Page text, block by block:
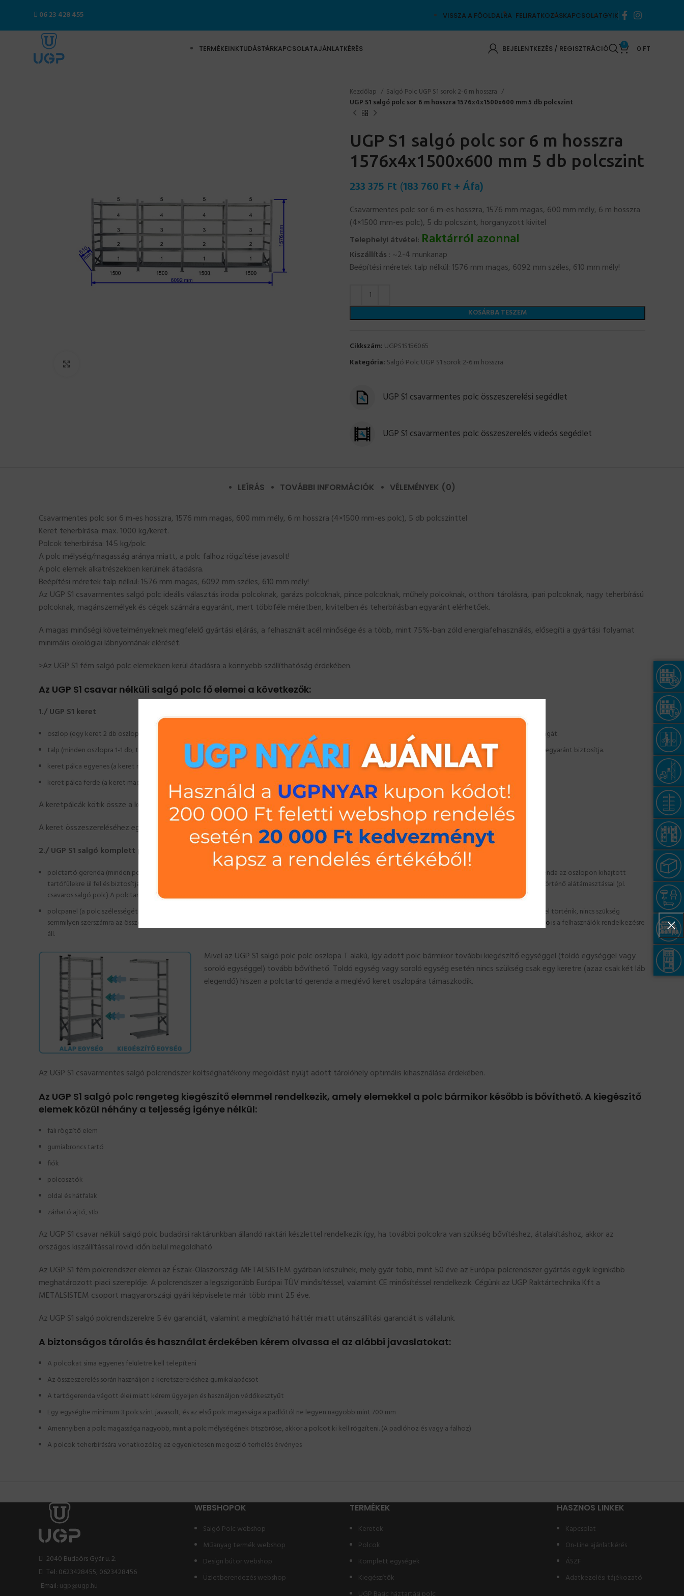
06 23 428 455 VISSZA A FŐOLDALRA FELIRATKOZÁSKAPCSOLATGYIK
TERMÉKEINKTUDÁSTÁRKAPCSOLATAJÁNLATKÉRÉS BEJELENTKEZÉS / REGISZTRÁCIÓ 0 0 FT
Kezdőlap
Salgó Polc UGP S1 sorok 2-6 m hosszra
UGP S1 salgó polc sor 6 m hosszra 1576x4x1500x600 mm 5 db polcszint
UGP S1 salgó polc sor 6 m hosszra
1576x4x1500x600 mm 5 db polcszint
233 375 Ft (183 760 Ft + Áfa)
Csavarmentes polc sor 6 m-es hosszra, 1576 mm magas, 600 mm mély, 6 m hosszra
(4×1500 mm-es polc), 5 db polcszint, horganyzott kivitel
Telephelyi átvétel: Raktárról azonnal
Kiszállítás : ~2-4 munkanap
Beépítési méretek talp nélkül: 1576 mm magas, 6092 mm széles, 610 mm mély!
KOSÁRBA TESZEM
Cikkszám: UGPS1S156065
Kategória: Salgó Polc UGP S1 sorok 2-6 m hosszra
UGP S1 csavarmentes polc összeszerelési segédlet
UGP S1 csavarmentes polc összeszerelés videós segédlet
LEÍRÁS TOVÁBBI INFORMÁCIÓK VÉLEMÉNYEK (0)
Csavarmentes polc sor 6 m-es hosszra, 1576 mm magas, 600 mm mély, 6 m hosszra (4×1500 mm-es polc), 5 db polcszinttel
Keret teherbírása: max. 1000 kg/keret.
Polcok teherbírása: 145 kg/polc
A polc mélység/magasság aránya miatt, a polc falhoz rögzítése javasolt!
A polc elemek alkatrészekben kerülnek átadásra.
Beépítési méretek talp nélkül: 1576 mm magas, 6092 mm széles, 610 mm mély!
Az UGP S1 csavarmentes salgó polc ideális választás irodai polcoknak, garázs polcoknak, pince polcoknak, műhely polcoknak, otthoni tárolásra, ipari polcoknak, nagy teherbírású
polcoknak, magánszemélyek és cégek számára egyaránt, mert többféle méretben, kivitelben és teherbírásban egyaránt elérhetőek.
A magas minőségi követelményeknek megfelelő gyártási eljárás, a felhasznált acél minősége és a több, mint 75%-ban zöld energiafelhasználás, elősegíti a gyártási folyamat
minimális ökológiai lábnyomának elérését.
>Az UGP S1 fém salgó polc elemekben kerül átadásra a könnyebb szállíthatóság érdekében.
Az UGP S1 csavar nélküli salgó polc fő elemei a következők:
1./ UGP S1 keret
oszlop (egy keret 2 db oszlopot tartalmaz) Az oszlopok többféle magassági méretben is elérhetőek, ezzel biztosítva a szükséges tárolóhely maximális kihasználtságát.
talp (minden oszlopra 1-1 db, tehát 2 db/keret) A talp az oszlop aljára kerül, ahol a polc fogadó felületen történő állékonyságát és szükség esetén a lefúrhatóságát egyaránt biztosítja.
keret pálca egyenes (a keret magasságához igazodva szükséges két oszlop közé)
keret pálca ferde (a keret magasságához igazodva szükséges két oszlop közé)
A keretpálcák kötik össze a két oszlopot a megadott magasságokban és biztosítják a keret állékonyságát és teherbírását.
A keret összeszereléséhez egy gumikalapács elegendő, aminek a segítségével a keretpálcák az oszlop megfelelő rögzítési pontjaira felüthetőek.
2./ UGP S1 salgó komplett polc
polctartó gerenda (minden polchoz 2 db szükséges, ami tartja polcpanelt) A polctartó gerenda köti össze a két keretet és tartja a polcpaneleket. A polctartó gerenda az oszlopon kihajtott
tartófülekre ül fel és biztosítja a polcpanel (ek) teljes hosszirányú alátámasztását. Ezért is lehet nagyobb teherbírást elérni az UGP S1 polcokkal, mint a polc sarkain történő alátámasztással (pl.
csavaros salgó polc) A polctartó gerenda és ezáltal a polc, az oszlopon a kihajtott tartófülek osztásával megegyezően, 33 mm-enként szabadon állítható.
polcpanel (a polc szélességétől függően egy vagy több darab) A polcpanel(ek) a polctartó gerenda felső nút-jába kerülnek behelyezésre. A polc összeállítása kézzel történik, nincs szükség
semmilyen szerszámra az összeállításhoz. Az UGP S1 tároló polc
összeszerelési videois a felhasználók rendelkezésre
áll.
Mivel az UGP S1 salgó polc polc oszlopa T alakú, így adott polc bármikor további kiegészítő egységgel (toldó egységgel vagy
soroló egységgel) tovább bővíthető. Toldó egység vagy soroló egység esetén nincs szükség csak egy keretre (azaz csak két láb
elegendő) hiszen a polctartó gerenda a meglévő keret oszlopára támaszkodik.
Az UGP S1 csavarmentes salgó polcrendszer költséghatékony megoldást nyújt adott tárolóhely optimális kihasználása érdekében.
Az UGP S1 salgó polc rengeteg kiegészítő elemmel rendelkezik, amely elemekkel a polc bármikor később is bővíthető. A kiegészítő
elemek közül néhány a teljesség igénye nélkül:
fali rögzítő elem
gumiabroncs tartó
fiók
polcosztók
oldal és hátfalak
zárható ajtó, stb
Az UGP S1 csavar nélküli salgó polc budaörsi raktárunkban állandó raktári készlettel rendelkezik így, ha további polcokra van szükség bővítéshez, átalakításhoz, akkor az
országos kiszállítással rövid időn belül megoldható
Az UGP S1 fém polcrendszer elemei az Észak-Olaszországi METALSISTEM gyárban készülnek, mely gyár több, mint 50 éve az Európai polcrendszer gyártás egyik leginkább
meghatározott piaci szereplője. A polcrendszer a legszigorúbb Európai TÜV minősítéssel, valamint CE minősítéssel rendelkezik. Cégünk az UGP Raktártechnika Kft a
METALSISTEM csoport magyarországi gyári képviselete már több mint 25 éve.
Az UGP S1 salgó polcrendszerekre 5 év garanciát, valamint a megbízható háttér miatt utánszállítási garanciát is vállalunk.
A biztonságos tárolás és használat érdekében kérem olvassa el az alábbi javaslatokat:
A polcokat sima egyenes felületre kell telepíteni
Az összeszerelés során használjon a keretszereléshez gumikalapácsot
A tartógerenda vágott élei miatt kérem ügyeljen és használjon védőkesztyűt
Egy egységbe minimum 3 polcszint javasolt, és az első polc magassága a padlótól ne legyen nagyobb mint 700 mm
Amennyiben a polc magassága nagyobb, mint a polc mélységének ötszöröse, akkor a polcot ki kell rögzíteni. (A padlóhoz és vagy a falhoz)
A polcok teherbírására vonatkozólag az egyenletesen megoszló terhelés érvényes
2040 Budaörs Gyár u. 2.
Tel: 0623428455, 0623428456
Email: ugp@ugp.hu
WEBSHOPOK
Salgó Polc webshop
Műanyag termék webshop
Design bútor webshop
Üzletberendezés webshop
TERMÉKEK
Keretek
Polcok
Komplett egységek
Kiegészítők
HASZNOS LINKEK
Kapcsolat
On-Line ajánlatkérés
ÁSZF
Adatkezelési tájékozató